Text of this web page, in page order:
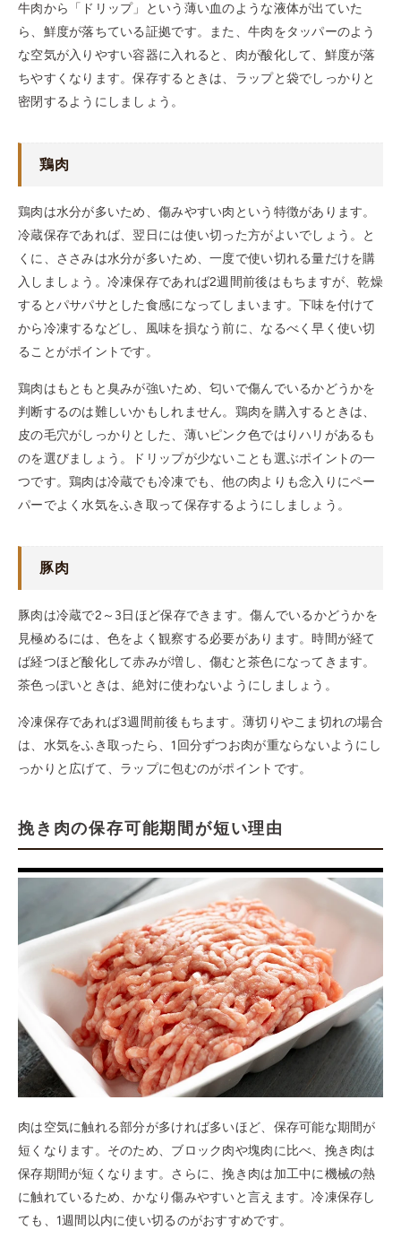
牛肉から「ドリップ」という薄い血のような液体が出ていた
ら、鮮度が落ちている証拠です。また、牛肉をタッパーのよう
な空気が入りやすい容器に入れると、肉が酸化して、鮮度が落
ちやすくなります。保存するときは、ラップと袋でしっかりと
密閉するようにしましょう。
鶏肉
鶏肉は水分が多いため、傷みやすい肉という特徴があります。
冷蔵保存であれば、翌日には使い切った方がよいでしょう。と
くに、ささみは水分が多いため、一度で使い切れる量だけを購
入しましょう。冷凍保存であれば2週間前後はもちますが、乾燥
するとパサパサとした食感になってしまいます。下味を付けて
から冷凍するなどし、風味を損なう前に、なるべく早く使い切
ることがポイントです。
鶏肉はもともと臭みが強いため、匂いで傷んでいるかどうかを
判断するのは難しいかもしれません。鶏肉を購入するときは、
皮の毛穴がしっかりとした、薄いピンク色ではりハリがあるも
のを選びましょう。ドリップが少ないことも選ぶポイントの一
つです。鶏肉は冷蔵でも冷凍でも、他の肉よりも念入りにペー
パーでよく水気をふき取って保存するようにしましょう。
豚肉
豚肉は冷蔵で2～3日ほど保存できます。傷んでいるかどうかを
見極めるには、色をよく観察する必要があります。時間が経て
ば経つほど酸化して赤みが増し、傷むと茶色になってきます。
茶色っぽいときは、絶対に使わないようにしましょう。
冷凍保存であれば3週間前後もちます。薄切りやこま切れの場合
は、水気をふき取ったら、1回分ずつお肉が重ならないようにし
っかりと広げて、ラップに包むのがポイントです。
挽き肉の保存可能期間が短い理由
肉は空気に触れる部分が多ければ多いほど、保存可能な期間が
短くなります。そのため、ブロック肉や塊肉に比べ、挽き肉は
保存期間が短くなります。さらに、挽き肉は加工中に機械の熱
に触れているため、かなり傷みやすいと言えます。冷凍保存し
ても、1週間以内に使い切るのがおすすめです。